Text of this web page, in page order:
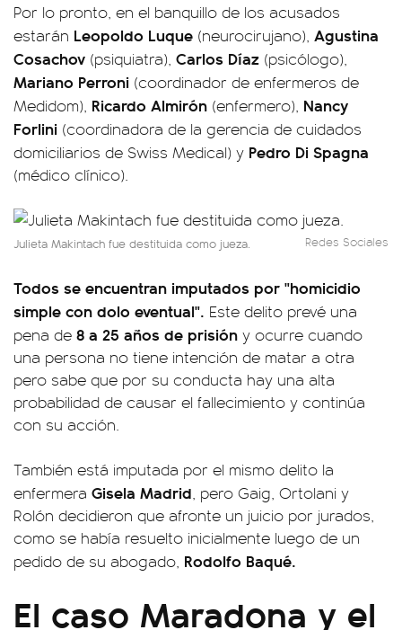
Por lo pronto, en el banquillo de los acusados
estarán Leopoldo Luque (neurocirujano), Agustina
Cosachov (psiquiatra), Carlos Díaz (psicólogo),
Mariano Perroni (coordinador de enfermeros de
Medidom), Ricardo Almirón (enfermero), Nancy
Forlini (coordinadora de la gerencia de cuidados
domiciliarios de Swiss Medical) y Pedro Di Spagna
(médico clínico).
Julieta Makintach fue destituida como jueza. Redes Sociales
Todos se encuentran imputados por "homicidio
simple con dolo eventual". Este delito prevé una
pena de 8 a 25 años de prisión y ocurre cuando
una persona no tiene intención de matar a otra
pero sabe que por su conducta hay una alta
probabilidad de causar el fallecimiento y continúa
con su acción.
También está imputada por el mismo delito la
enfermera Gisela Madrid, pero Gaig, Ortolani y
Rolón decidieron que afronte un juicio por jurados,
como se había resuelto inicialmente luego de un
pedido de su abogado, Rodolfo Baqué.
El caso Maradona y el